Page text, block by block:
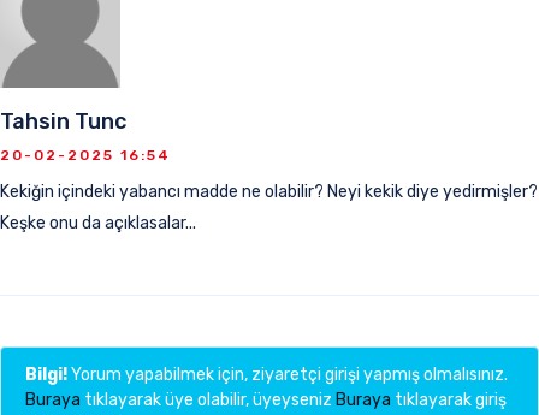
Tahsin Tunc
20-02-2025 16:54
Kekiğin içindeki yabancı madde ne olabilir? Neyi kekik diye yedirmişler?
Keşke onu da açıklasalar...
Bilgi!Yorum yapabilmek için, ziyaretçi girişi yapmış olmalısınız.
Buraya tıklayarak üye olabilir, üyeyseniz Buraya tıklayarak giriş